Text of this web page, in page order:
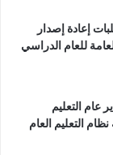
إعادة إصدار
للعام الدراسي
عام التعليم
التعليم العام